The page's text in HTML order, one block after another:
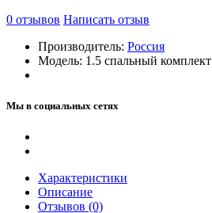
0 отзывов Написать отзыв
Производитель: Россия
Модель: 1.5 спальный комплект
Мы в социальных сетях
Характеристики
Описание
Отзывов (0)